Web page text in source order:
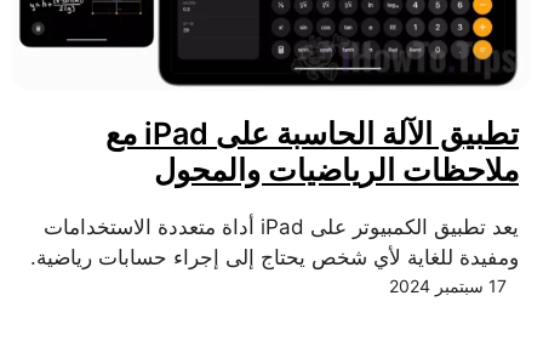
تطبيق الآلة الحاسبة على iPad مع
ملاحظات الرياضيات والمحول
يعد تطبيق الكمبيوتر على iPad أداة متعددة الاستخدامات
ومفيدة للغاية لأي شخص يحتاج إلى إجراء حسابات رياضية.
17 سبتمبر 2024